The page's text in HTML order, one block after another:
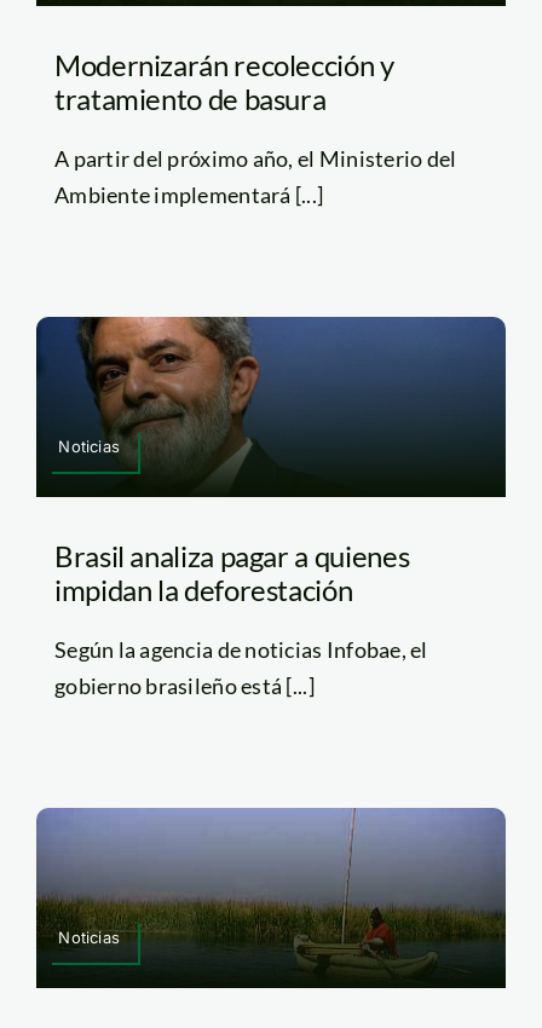
Modernizarán recolección y
tratamiento de basura
A partir del próximo año, el Ministerio del
Ambiente implementará [...]
Noticias
Brasil analiza pagar a quienes
impidan la deforestación
Según la agencia de noticias Infobae, el
gobierno brasileño está [...]
Noticias